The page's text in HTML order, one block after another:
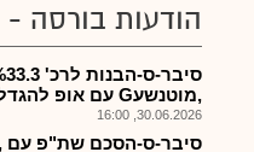
הודעות בורסה
,מוטנשעG עם אופ להגדלת ההחזקה..
30.06.2026, 16:00